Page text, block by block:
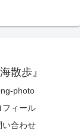
散歩』
photo
フィール
い合わせ